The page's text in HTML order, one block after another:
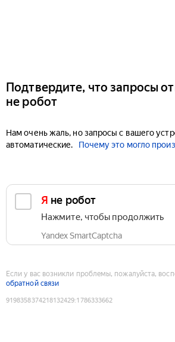
Подтвердите, что запросы
не робот
Нам очень жаль, но запросы с вашего
автоматические.
Почему это могло
Я не робот
Нажмите, чтобы продолжить
Yandex SmartCaptcha
Если у вас возникли проблемы, пожалуйста,
обратной связи
9198358374218132429:1786333662